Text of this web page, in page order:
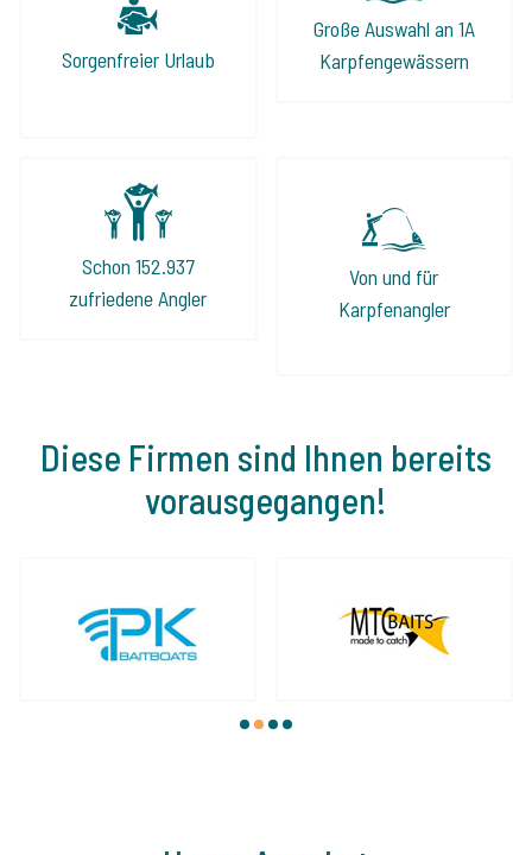
Sorgenfreier Urlaub
Große Auswahl an 1A
Karpfengewässern
Schon 152.937
zufriedene Angler
Von und für
Karpfenangler
Diese Firmen sind Ihnen bereits
vorausgegangen!
1 2 3 4